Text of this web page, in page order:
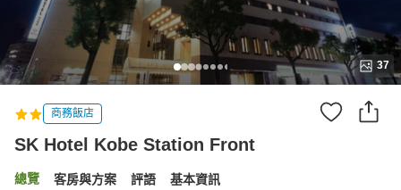
37
商務飯店
SK Hotel Kobe Station Front
總覽 客房與方案 評語 基本資訊